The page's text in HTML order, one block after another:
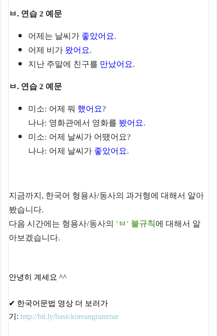
ㅂ. 연습 2 예문
어제는 날씨가 좋았어요.
어제 비가 왔어요.
지난 주말에 친구를 만났어요.
ㅂ. 연습 2 예문
미소: 어제 뭐 했어요?
나나: 영화관에서 영화를 봤어요.
미소: 어제 날씨가 어땠어요?
나나: 어제 날씨가 좋았어요.
지금까지, 한국어 형용사/동사의 과거형에 대해서 알아
봤습니다.
다음 시간에는 형용사/동사의 'ㅂ' 불규칙에 대해서 알
아보겠습니다.
안녕히 계세요 ^^
✔︎ 한국어문법 영상 더 보러가
기: http://bit.ly/basickoreangrammar